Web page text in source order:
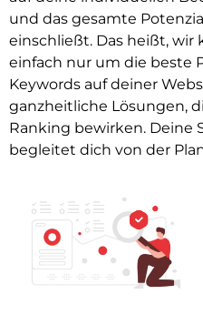
und das gesamte
einschließt. Das heißt,
einfach nur um die beste
Keywords auf deiner
ganzheitliche Lösungen,
Ranking bewirken. Deine
begleitet dich von der